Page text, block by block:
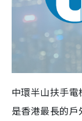
中環半山扶手電
是香港最長的